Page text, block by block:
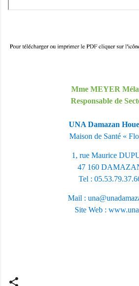
Mme MEYER
Responsable de
UNA Damazan
Maison de Santé «
1, rue Maurice
47 160
Tel :
Mail :
Site Web :